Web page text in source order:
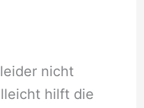
nicht
hilft die